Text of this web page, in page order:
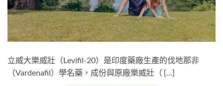
立威大樂威壯（Levifil-20）是印度藥廠生產的伐地那非
（Vardenafil）學名藥，成份與原廠樂威壯（ […]